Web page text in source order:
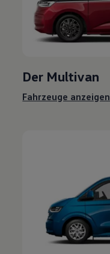
Der Multivan
Fahrzeuge anzeigen